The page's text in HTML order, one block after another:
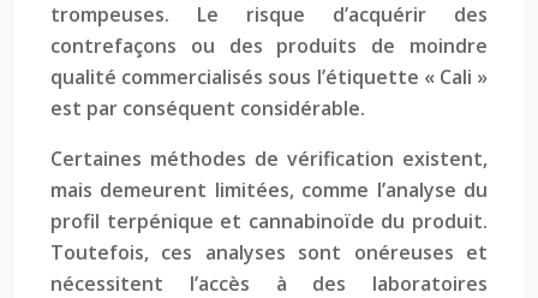
trompeuses. Le risque d’acquérir des
contrefaçons ou des produits de moindre
qualité commercialisés sous l’étiquette « Cali »
est par conséquent considérable.
Certaines méthodes de vérification existent,
mais demeurent limitées, comme l’analyse du
profil terpénique et cannabinoïde du produit.
Toutefois, ces analyses sont onéreuses et
nécessitent l’accès à des laboratoires